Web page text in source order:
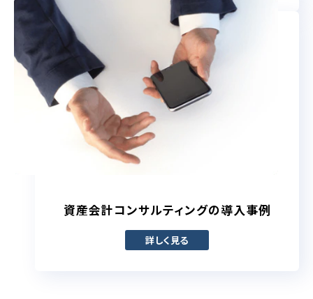
資産会計コンサルティングの導入事例
詳しく見る